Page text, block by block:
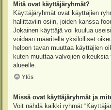
Mitä ovat käyttäjäryhmät?
Käyttäjäryhmät ovat käyttäjien
hallittaviin osiin, joiden kanssa
Jokainen käyttäjä voi kuulua
voidaan määritellä yksilölliset
helpon tavan muuttaa käyttäjien
kuten muuttaa valvojien
alueelle.
Ylös
Missä ovat käyttäjäryhmät ja
Voit nähdä kaikki ryhmät